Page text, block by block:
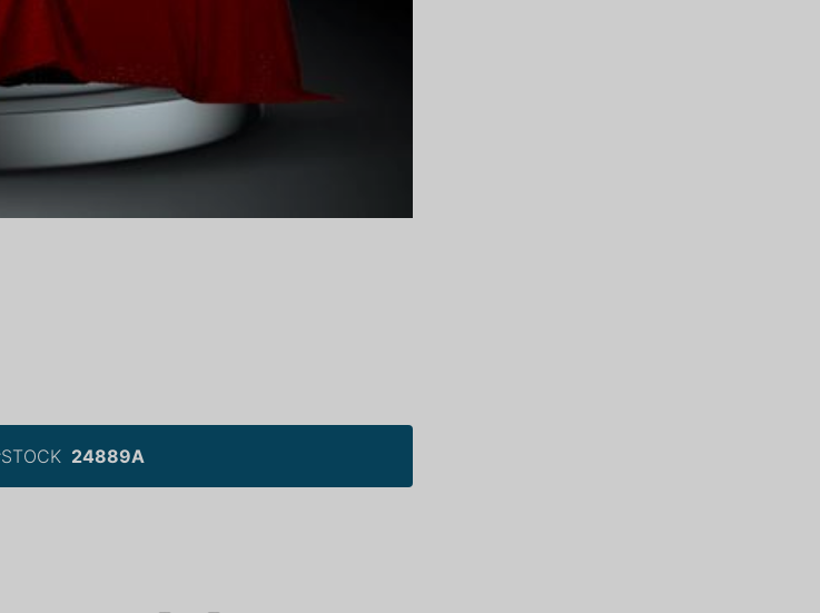
24889A